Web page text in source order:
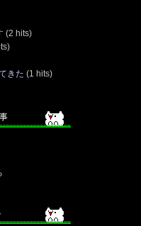
(2 hits)
きた (1 hits)